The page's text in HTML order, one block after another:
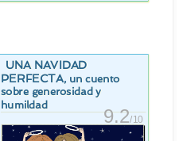
UNA NAVIDAD
PERFECTA, un cuento
sobre generosidad y
humildad
9.2/10